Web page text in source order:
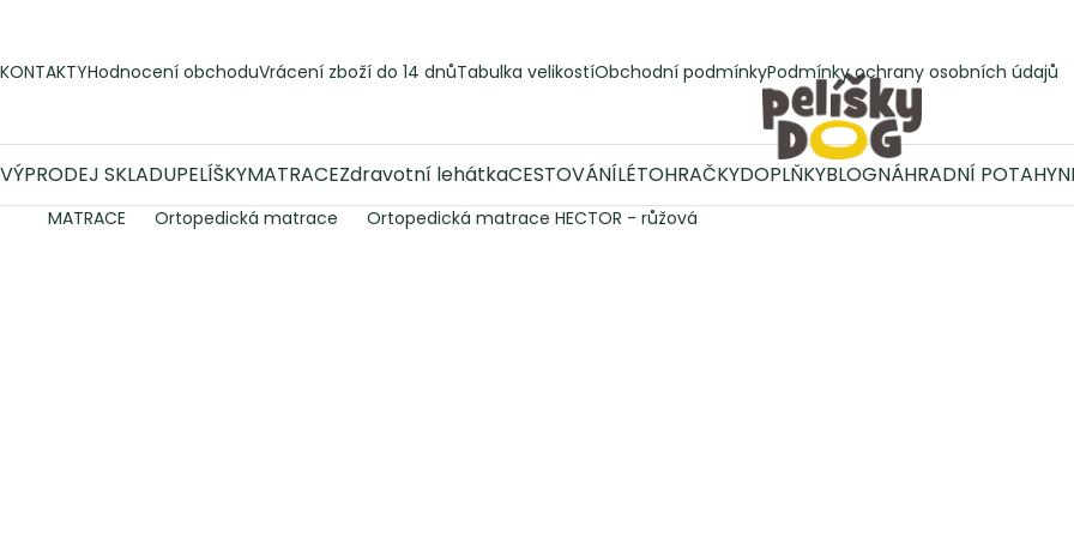
KONTAKTYHodnocení obchoduVrácení zboží do 14 dnůTabulka velikostíObchodní podmínkyPodmínky ochrany osobních údajů
VÝPRODEJ SKLADUPELÍŠKYMATRACEZdravotní lehátkaCESTOVÁNÍLÉTOHRAČKYDOPLŇKYBLOGNÁHRADNÍ POTAHY
MATRACE Ortopedická matrace Ortopedická matrace HECTOR - růžová